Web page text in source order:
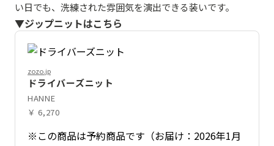
い日でも、洗練された雰囲気を演出できる装いです。
▼ジップニットはこちら
zozo.jp
ドライバーズニット
HANNE
￥ 6,270
※この商品は予約商品です（お届け：2026年1月